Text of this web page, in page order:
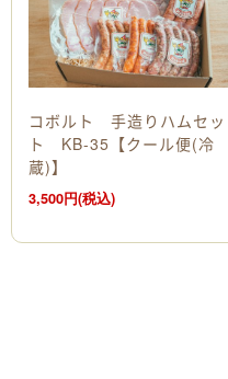
コボルト 手造りハムセッ
ト KB-35【クール便(冷
蔵)】
3,500円(税込)